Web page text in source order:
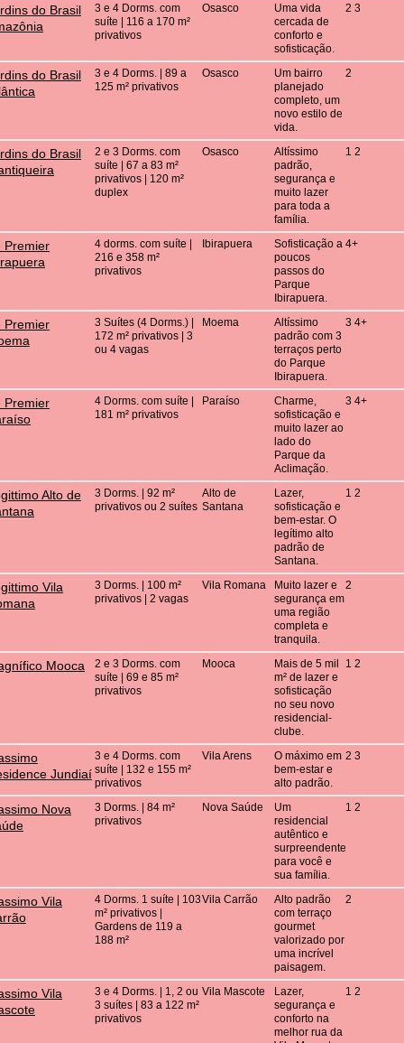
do Brasil
3 e 4 Dorms. com
suíte | 116 a 170 m²
privativos
Osasco
Uma vida
cercada de
conforto e
sofisticação.
2 3
do Brasil
3 e 4 Dorms. | 89 a
125 m² privativos
Osasco
Um bairro
planejado
completo, um
novo estilo de
vida.
2
do Brasil
2 e 3 Dorms. com
suíte | 67 a 83 m²
privativos | 120 m²
duplex
Osasco
Altíssimo
padrão,
segurança e
muito lazer
para toda a
família.
1 2
Premier
4 dorms. com suíte |
216 e 358 m²
privativos
Ibirapuera
Sofisticação a
poucos
passos do
Parque
Ibirapuera.
4+
Premier
3 Suítes (4 Dorms.) |
172 m² privativos | 3
ou 4 vagas
Moema
Altíssimo
padrão com 3
terraços perto
do Parque
Ibirapuera.
3 4+
Premier
4 Dorms. com suíte |
181 m² privativos
Paraíso
Charme,
sofisticação e
muito lazer ao
lado do
Parque da
Aclimação.
3 4+
Alto de
3 Dorms. | 92 m²
privativos ou 2 suítes
Alto de
Santana
Lazer,
sofisticação e
bem-estar. O
legítimo alto
padrão de
Santana.
1 2
Vila
3 Dorms. | 100 m²
privativos | 2 vagas
Vila Romana
Muito lazer e
segurança em
uma região
completa e
tranquila.
2
Mooca
2 e 3 Dorms. com
suíte | 69 e 85 m²
privativos
Mooca
Mais de 5 mil
m² de lazer e
sofisticação
no seu novo
residencial-
clube.
1 2
Jundiaí
3 e 4 Dorms. com
suíte | 132 e 155 m²
privativos
Vila Arens
O máximo em
bem-estar e
alto padrão.
2 3
Nova
3 Dorms. | 84 m²
privativos
Nova Saúde
Um
residencial
autêntico e
surpreendente
para você e
sua família.
1 2
Vila
4 Dorms. 1 suíte | 103
m² privativos |
Gardens de 119 a
188 m²
Vila Carrão
Alto padrão
com terraço
gourmet
valorizado por
uma incrível
paisagem.
2
Vila
3 e 4 Dorms. | 1, 2 ou
3 suítes | 83 a 122 m²
privativos
Vila Mascote
Lazer,
segurança e
conforto na
melhor rua da
1 2